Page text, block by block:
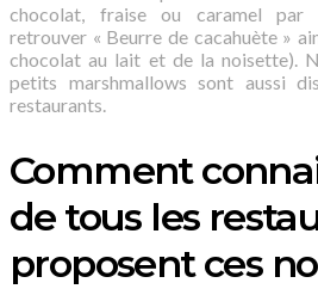
chocolat, fraise ou caramel par
retrouver « Beurre de cacahuète »
chocolat au lait et de la noisette).
petits marshmallows sont aussi
restaurants.
Comment
de tous les
proposent ces